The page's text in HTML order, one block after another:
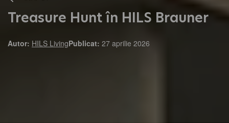
Treasure Hunt în HILS Brauner
Autor: HILS LivingPublicat: 27 aprilie 2026